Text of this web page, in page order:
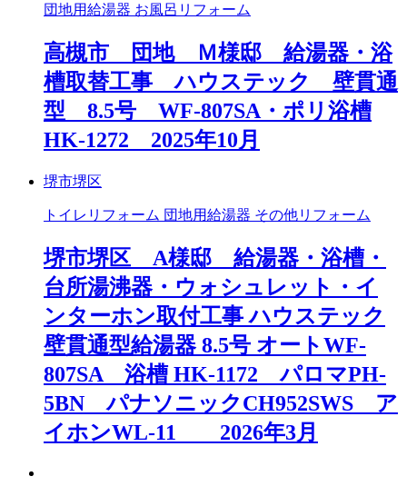
団地用給湯器 お風呂リフォーム
高槻市 団地 Ｍ様邸 給湯器・浴
槽取替工事 ハウステック 壁貫通
型 8.5号 WF-807SA・ポリ浴槽
HK-1272 2025年10月
堺市堺区
トイレリフォーム 団地用給湯器 その他リフォーム
堺市堺区 A様邸 給湯器・浴槽・
台所湯沸器・ウォシュレット・イ
ンターホン取付工事 ハウステック
壁貫通型給湯器 8.5号 オートWF-
807SA 浴槽 HK-1172 パロマPH-
5BN パナソニックCH952SWS ア
イホンWL-11 2026年3月